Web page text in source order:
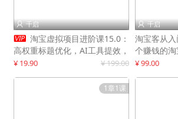
 千启
 淘宝虚拟项目进阶课15.0：
高权重标题优化，AI工具提效，
自动盈利模式搭建
¥ 19.90 ¥ 199.00
 千启
淘宝客从
个赚钱的
万
¥ 99.00
1章1课